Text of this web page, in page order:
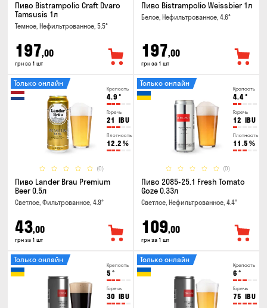
Пиво Bistrampolio Craft Dvaro
Tamsusis 1л
Темное, Нефильтрованное, 5.5°
197,00
грн за 1 шт
Пиво Bistrampolio Weissbier 1л
Белое, Нефильтрованное, 4.6°
197,00
грн за 1 шт
Крепость
4.9 °
Горечь
21 IBU
Плотность
12.2 %
(0)
Только онлайн
Пиво Lander Brau Premium
Beer 0.5л
Светлое, Фильтрованное, 4.9°
43,00
грн за 1 шт
Крепость
4.4°
Горечь
12 IBU
Плотность
11.5 %
(0)
Только онлайн
Пиво 2085-25.1 Fresh Tomato
Goze 0.33л
Светлое, Нефильтрованное, 4.4°
109,00
грн за 1 шт
Крепость
5 °
Горечь
30 IBU
Только онлайн
Крепость
6 °
Горечь
75 IBU
Только онлайн